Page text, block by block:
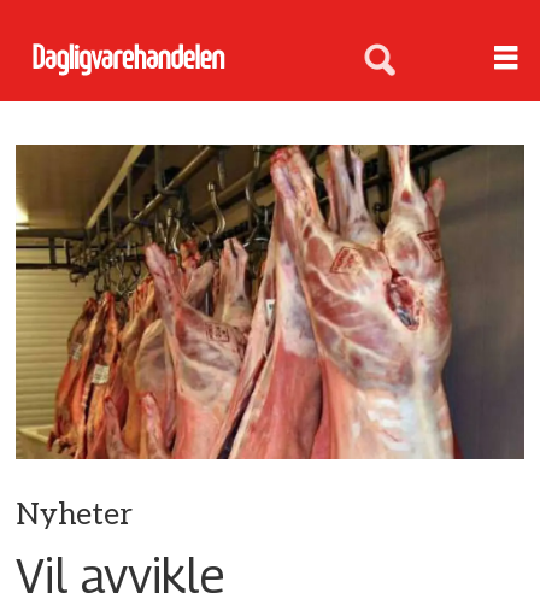
Nyheter
Vil avvikle